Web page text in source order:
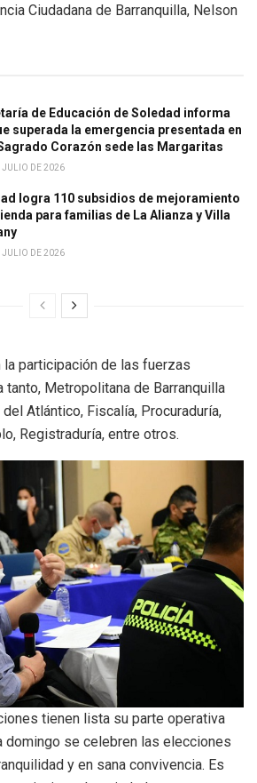
Ciudadana de Barranquilla, Nelson
de Educación de Soledad informa
superada la emergencia presentada en
Sagrado Corazón sede las Margaritas
JULIO DE 2026
logra 110 subsidios de mejoramiento
para familias de La Alianza y Villa
JULIO DE 2026
la participación de las fuerzas
Metropolitana de Barranquilla
Atlántico, Fiscalía, Procuraduría,
Registraduría, entre otros.
tienen lista su parte operativa
domingo se celebren las elecciones
y en sana convivencia. Es